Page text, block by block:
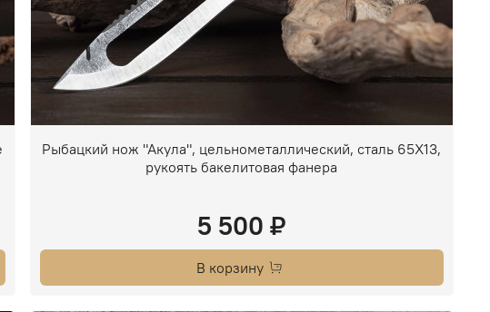
Рыбацкий нож "Акула", цельнометаллический, сталь 65Х13,
рукоять бакелитовая фанера
5 500 ₽
В корзину